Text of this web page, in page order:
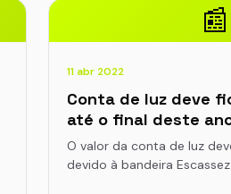
📰
11 abr 2022
Conta de luz deve
até o final deste
O valor da conta de luz
devido à bandeira Escassez